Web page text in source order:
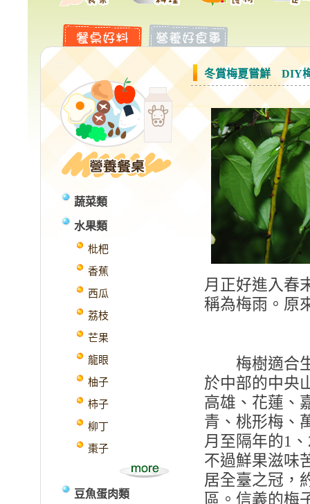
蔬菜類
水果類
枇杷
香蕉
西瓜
荔枝
芒果
龍眼
柚子
柿子
柳丁
棗子
豆魚蛋肉類
冬賞梅夏嘗鮮 DIY
月正好進入春
稱為梅雨。原
梅樹適合生
於中部的中央
高雄、花蓮、
青、桃形梅、
月至隔年的1 、
不過鮮果滋味
居全臺之冠，
區。信義的梅